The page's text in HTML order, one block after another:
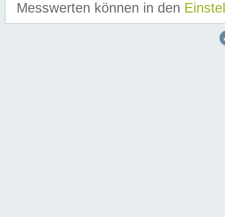
Messwerten können in den